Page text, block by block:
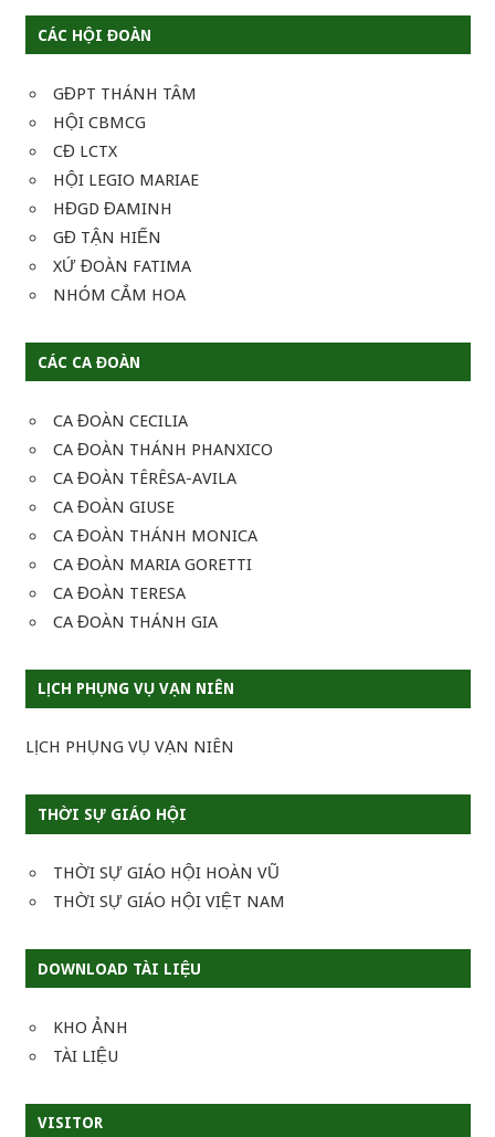
CÁC HỘI ĐOÀN
GĐPT THÁNH TÂM
HỘI CBMCG
CĐ LCTX
HỘI LEGIO MARIAE
HĐGD ĐAMINH
GĐ TẬN HIẾN
XỨ ĐOÀN FATIMA
NHÓM CẮM HOA
CÁC CA ĐOÀN
CA ĐOÀN CECILIA
CA ĐOÀN THÁNH PHANXICO
CA ĐOÀN TÊRÊSA-AVILA
CA ĐOÀN GIUSE
CA ĐOÀN THÁNH MONICA
CA ĐOÀN MARIA GORETTI
CA ĐOÀN TERESA
CA ĐOÀN THÁNH GIA
LỊCH PHỤNG VỤ VẠN NIÊN
LỊCH PHỤNG VỤ VẠN NIÊN
THỜI SỰ GIÁO HỘI
THỜI SỰ GIÁO HỘI HOÀN VŨ
THỜI SỰ GIÁO HỘI VIỆT NAM
DOWNLOAD TÀI LIỆU
KHO ẢNH
TÀI LIỆU
VISITOR